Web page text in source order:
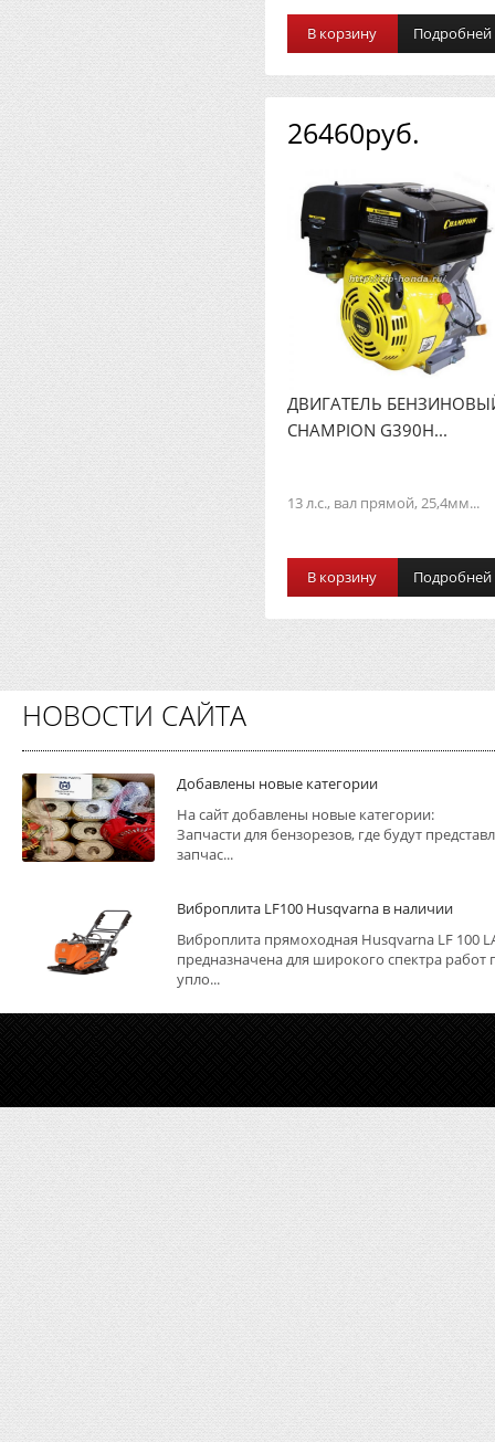
В корзину Подробней
26460руб.
ДВИГАТЕЛЬ
CHAMPION G390H...
13 л.с., вал прямой, 25,4мм...
В корзину Подробней
НОВОСТИ САЙТА
Добавлены новые категории
На сайт добавлены новые категории:
Запчасти для бензорезов, где будут
запчас...
Виброплита LF100 Husqvarna в наличии
Виброплита прямоходная Husqvarna LF 100
предназначена для широкого спектра работ
упло...